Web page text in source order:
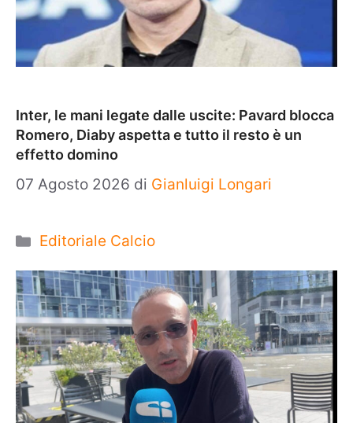
Inter, le mani legate dalle uscite: Pavard blocca
Romero, Diaby aspetta e tutto il resto è un
effetto domino
07 Agosto 2026 di Gianluigi Longari
Categorie
Editoriale Calcio